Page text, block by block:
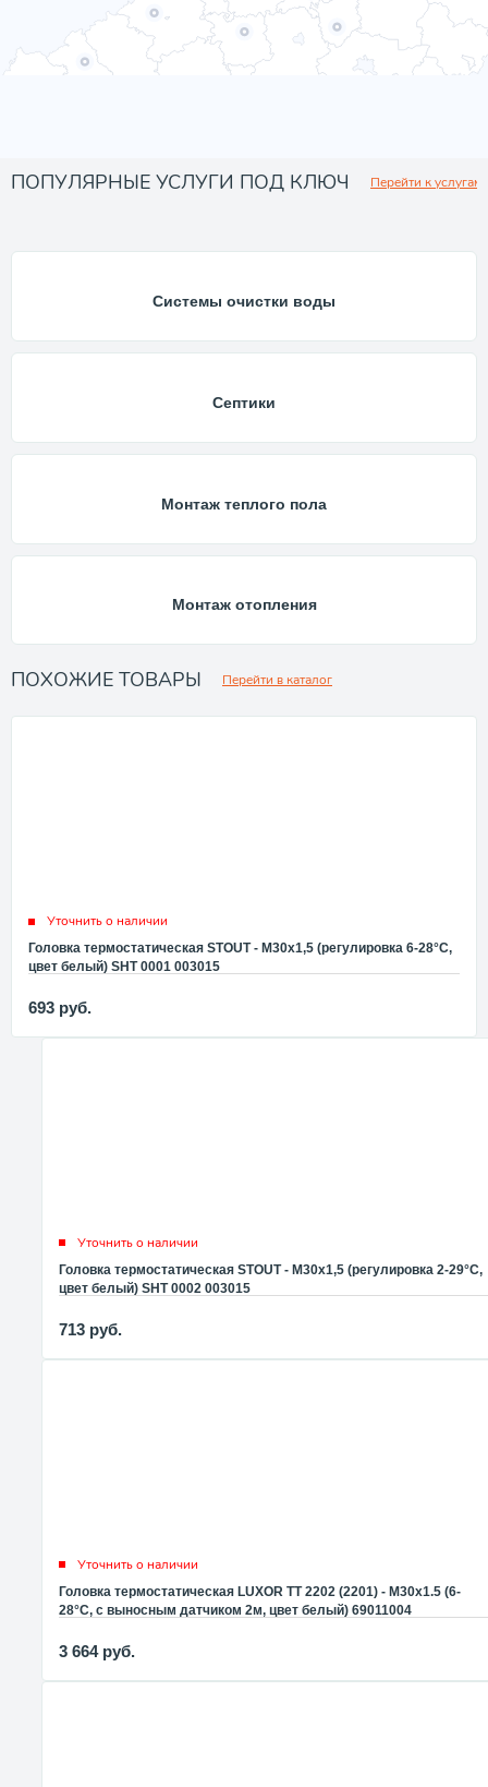
ПОПУЛЯРНЫЕ УСЛУГИ ПОД КЛЮЧ Перейти к услугам
Системы очистки воды
Септики
Монтаж теплого пола
Монтаж отопления
ПОХОЖИЕ ТОВАРЫ Перейти в каталог
Уточнить о наличии
Головка термостатическая STOUT - M30x1,5 (регулировка 6-28°C,
цвет белый) SHT 0001 003015
693 руб.
Уточнить о наличии
Головка термостатическая STOUT - M30x1,5 (регулировка 2-29°C,
цвет белый) SHT 0002 003015
713 руб.
Уточнить о наличии
Головка термостатическая LUXOR TT 2202 (2201) - M30x1.5 (6-
28°C, с выносным датчиком 2м, цвет белый) 69011004
3 664 руб.